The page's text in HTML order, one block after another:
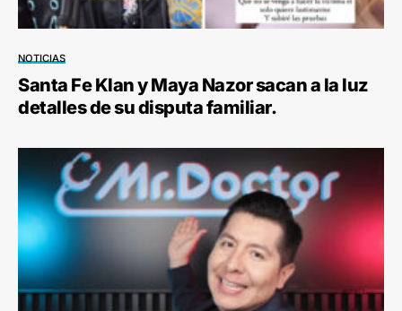
NOTICIAS
Santa Fe Klan y Maya Nazor sacan a la luz
detalles de su disputa familiar.